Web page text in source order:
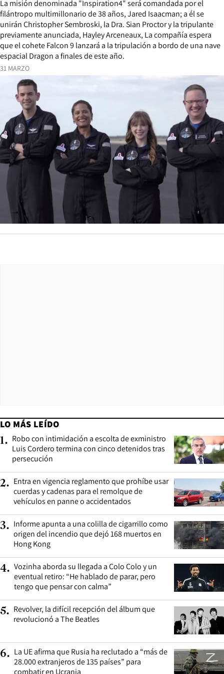
31 MARZO
La misión denominada "Inspiration4" será comandada por el
filántropo multimillonario de 38 años, Jared Isaacman; a él se
unirán Christopher Sembroski, la Dra. Sian Proctor y la tripulante
previamente anunciada, Hayley Arceneaux, La compañía espera
que el cohete Falcon 9 lanzará a la tripulación a bordo de una nave
espacial Dragon a finales de este año.
LO MÁS LEÍDO
1. Robo con intimidación a escolta de exministro
Luis Cordero termina con cinco detenidos tras
persecución
2. Entra en vigencia reglamento que prohíbe usar
cuerdas y cadenas para el remolque de
vehículos en panne o accidentados
3. Informe apunta a una colilla de cigarrillo como
origen del incendio que dejó 168 muertos en
Hong Kong
4. Vozinha aborda su llegada a Colo Colo y un
eventual retiro: “He hablado de parar, pero
tengo que pensar con calma”
5. Revolver, la difícil recepción del álbum que
revolucionó a The Beatles
6. La UE afirma que Rusia ha reclutado a “más de
28.000 extranjeros de 135 países” para
combatir en Ucrania